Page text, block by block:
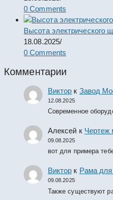
0 Comments
Высота электрического
18.08.2025/
0 Comments
Комментарии
Виктор к Завод
12.08.2025
Современное
Алексей к Чертеж
09.08.2025
вот для примера
Виктор к Рама для
09.08.2025
Также существуют